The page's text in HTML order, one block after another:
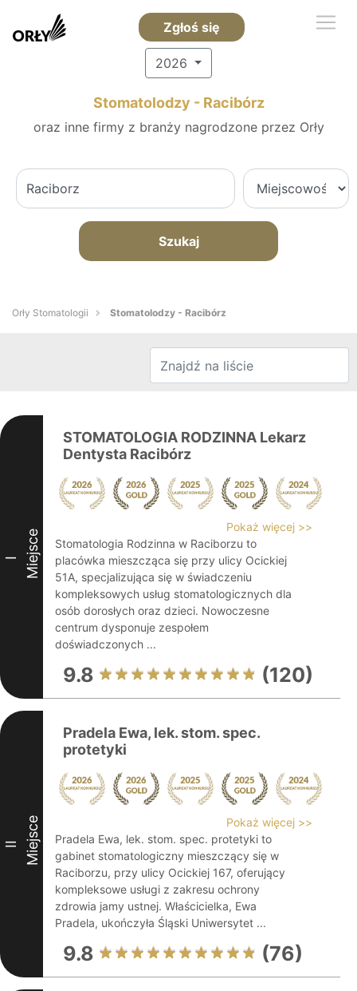
Zgłoś się
2026
Stomatolodzy - Racibórz
oraz inne firmy z branży nagrodzone przez Orły
Szukaj
Orły Stomatologii Stomatolodzy - Racibórz
I Miejsce
STOMATOLOGIA RODZINNA Lekarz
Dentysta Racibórz
Pokaż więcej >>
Stomatologia Rodzinna w Raciborzu to
placówka mieszcząca się przy ulicy Ocickiej
51A, specjalizująca się w świadczeniu
kompleksowych usług stomatologicznych dla
osób dorosłych oraz dzieci. Nowoczesne
centrum dysponuje zespołem
doświadczonych ...
9.8 (120)
II Miejsce
Pradela Ewa, lek. stom. spec.
protetyki
Pokaż więcej >>
Pradela Ewa, lek. stom. spec. protetyki to
gabinet stomatologiczny mieszczący się w
Raciborzu, przy ulicy Ocickiej 167, oferujący
kompleksowe usługi z zakresu ochrony
zdrowia jamy ustnej. Właścicielka, Ewa
Pradela, ukończyła Śląski Uniwersytet ...
9.8 (76)